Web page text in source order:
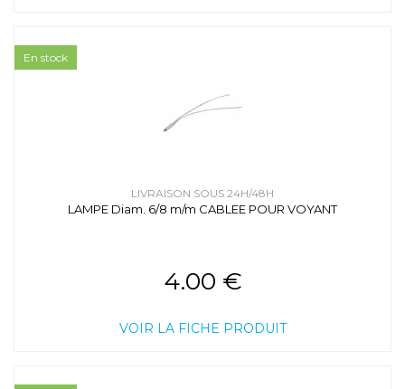
LIVRAISON SOUS 24H/48H
LAMPE Diam. 6/8 m/m CABLEE POUR VOYANT
4.00 €
VOIR LA FICHE PRODUIT
En stock